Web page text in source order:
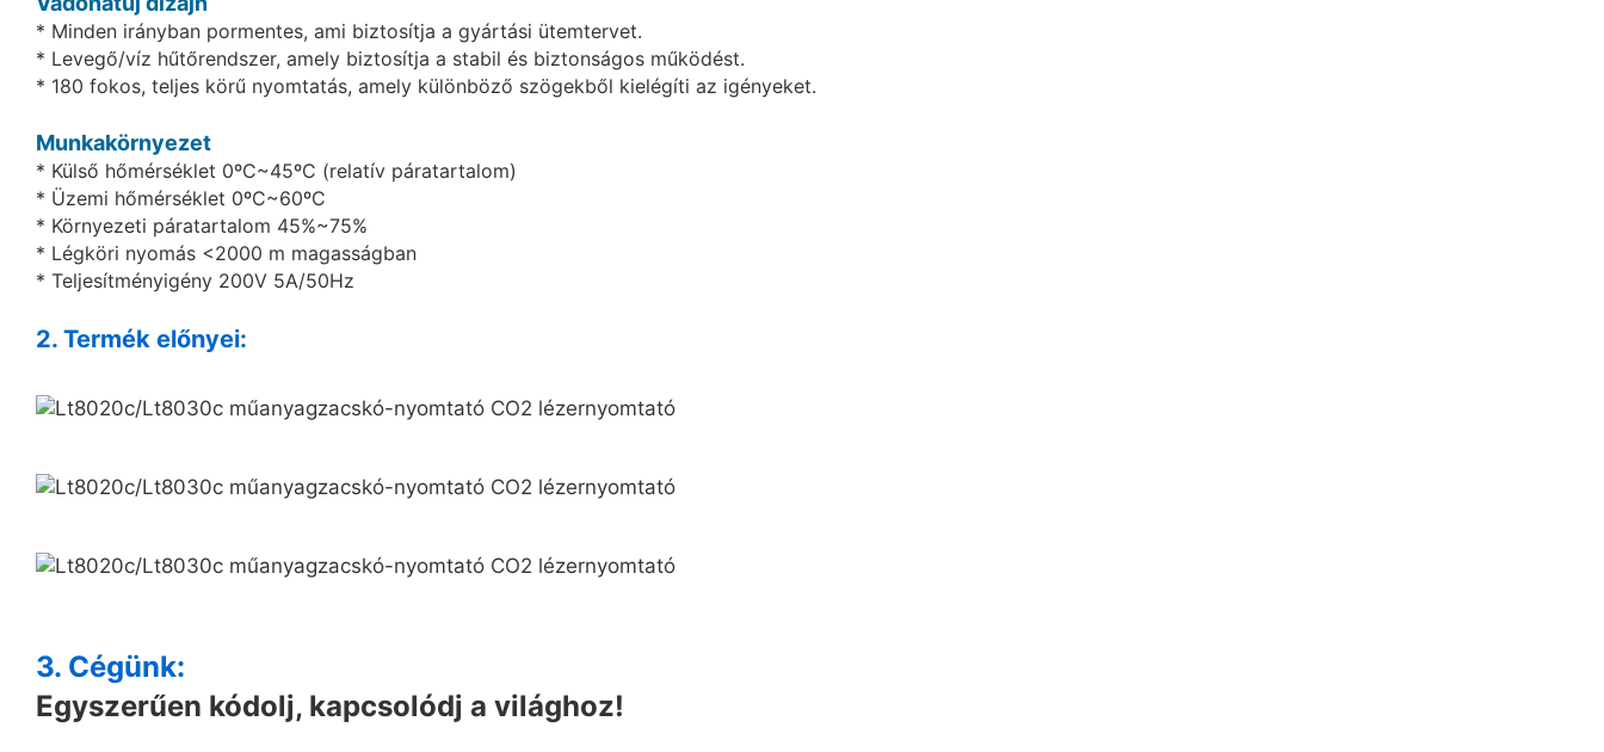
* Minden irányban pormentes, ami biztosítja a gyártási ütemtervet.
* Levegő/víz hűtőrendszer, amely biztosítja a stabil és biztonságos működést.
* 180 fokos, teljes körű nyomtatás, amely különböző szögekből kielégíti az igényeket.
Munkakörnyezet
* Külső hőmérséklet 0ºC~45ºC (relatív páratartalom)
* Üzemi hőmérséklet 0ºC~60ºC
* Környezeti páratartalom 45%~75%
* Légköri nyomás <2000 m magasságban
* Teljesítményigény 200V 5A/50Hz
2. Termék előnyei:
3. Cégünk:
Egyszerűen kódolj, kapcsolódj a világhoz!